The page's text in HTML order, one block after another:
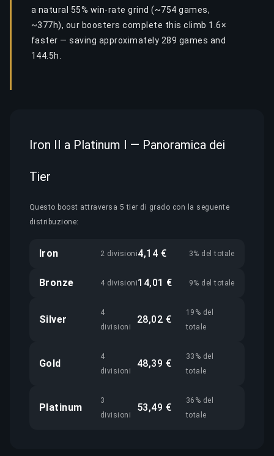
a natural 55% win-rate grind (~754 games,
~377h), our boosters complete this climb 1.6×
faster — saving approximately 289 games and
144.5h.
Iron II a Platinum I — Panoramica dei
Tier
Questo boost attraversa 5 tier di grado con la seguente
distribuzione:
Iron 2 divisioni4,14 € 3% del totale
Bronze 4 divisioni14,01 € 9% del totale
Silver
4
divisioni
28,02 €
19% del
totale
Gold
4
divisioni
48,39 €
33% del
totale
Platinum
3
divisioni
53,49 €
36% del
totale